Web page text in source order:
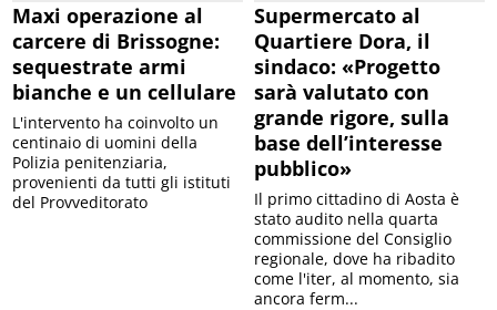
Maxi operazione al
carcere di Brissogne:
sequestrate armi
bianche e un cellulare
L'intervento ha coinvolto un
centinaio di uomini della
Polizia penitenziaria,
provenienti da tutti gli istituti
del Provveditorato
Supermercato al
Quartiere Dora, il
sindaco: «Progetto
sarà valutato con
grande rigore, sulla
base dell’interesse
pubblico»
Il primo cittadino di Aosta è
stato audito nella quarta
commissione del Consiglio
regionale, dove ha ribadito
come l'iter, al momento, sia
ancora ferm...